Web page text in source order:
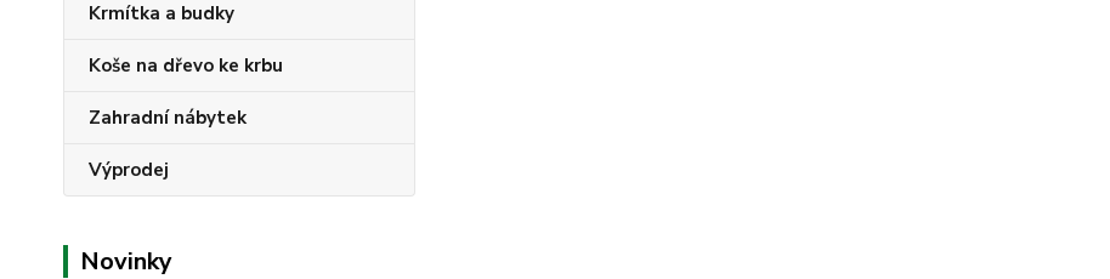
Krmítka a budky
Koše na dřevo ke krbu
Zahradní nábytek
Výprodej
Novinky